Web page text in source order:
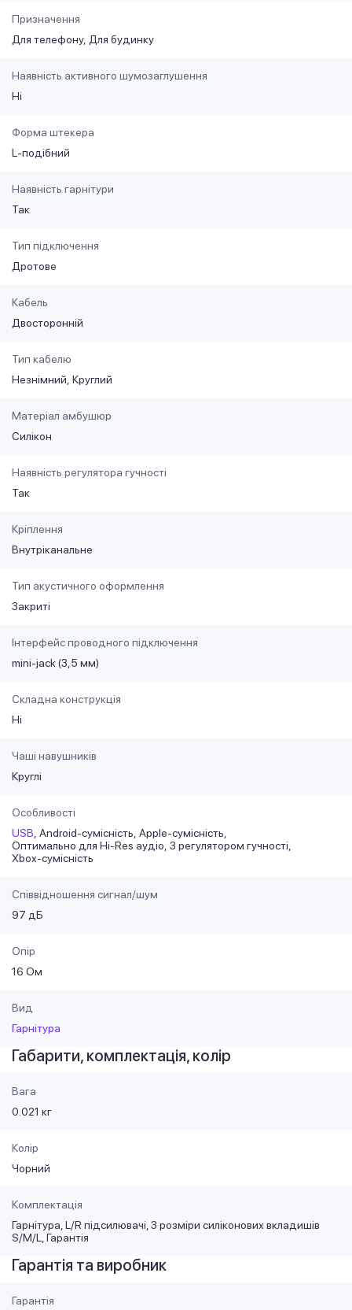
Призначення
Для телефону Для будинку
Наявність активного шумозаглушення
Ні
Форма штекера
L-подібний
Наявність гарнітури
Так
Тип підключення
Дротове
Кабель
Двосторонній
Тип кабелю
Незнімний Круглий
Матеріал амбушюр
Силікон
Наявність регулятора гучності
Так
Кріплення
Внутріканальне
Тип акустичного оформлення
Закриті
Інтерфейс проводного підключення
mini-jack (3,5 мм)
Складна конструкція
Ні
Чаші навушників
Круглі
Особливості
USB Android-сумісність Apple-сумісність
Оптимально для Hi-Res аудіо З регулятором гучності
Xbox-сумісність
Співвідношення сигнал/шум
97 дБ
Опір
16 Ом
Вид
Гарнітура
Габарити, комплектація, колір
Вага
0.021 кг
Колір
Чорний
Комплектація
Гарнітура, L/R підсилювачі, 3 розміри силіконових вкладишів
S/M/L, Гарантія
Гарантія та виробник
Гарантія